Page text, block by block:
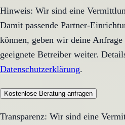
Hinweis: Wir sind eine
Damit passende Partner-
können, geben wir deine
geeignete Betreiber weiter.
Datenschutzerklärung.
Kostenlose Beratung anfragen
Transparenz: Wir sind eine